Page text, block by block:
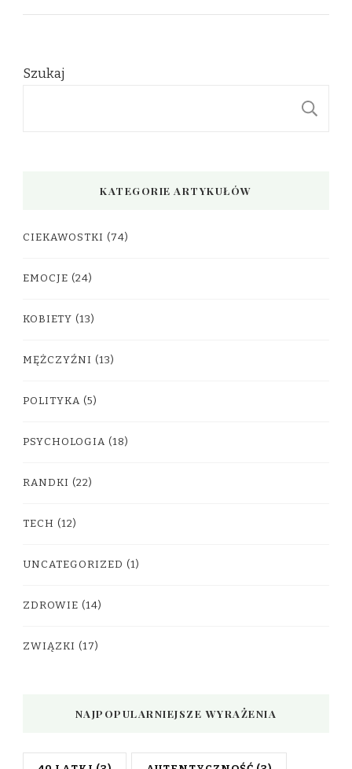
Szukaj
KATEGORIE ARTYKUŁÓW
CIEKAWOSTKI (74)
EMOCJE (24)
KOBIETY (13)
MĘŻCZYŹNI (13)
POLITYKA (5)
PSYCHOLOGIA (18)
RANDKI (22)
TECH (12)
UNCATEGORIZED (1)
ZDROWIE (14)
ZWIĄZKI (17)
NAJPOPULARNIEJSZE WYRAŻENIA